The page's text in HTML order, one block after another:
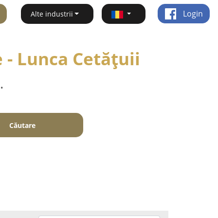
Alte industrii Login
Lunca Cetăţuii
Căutare